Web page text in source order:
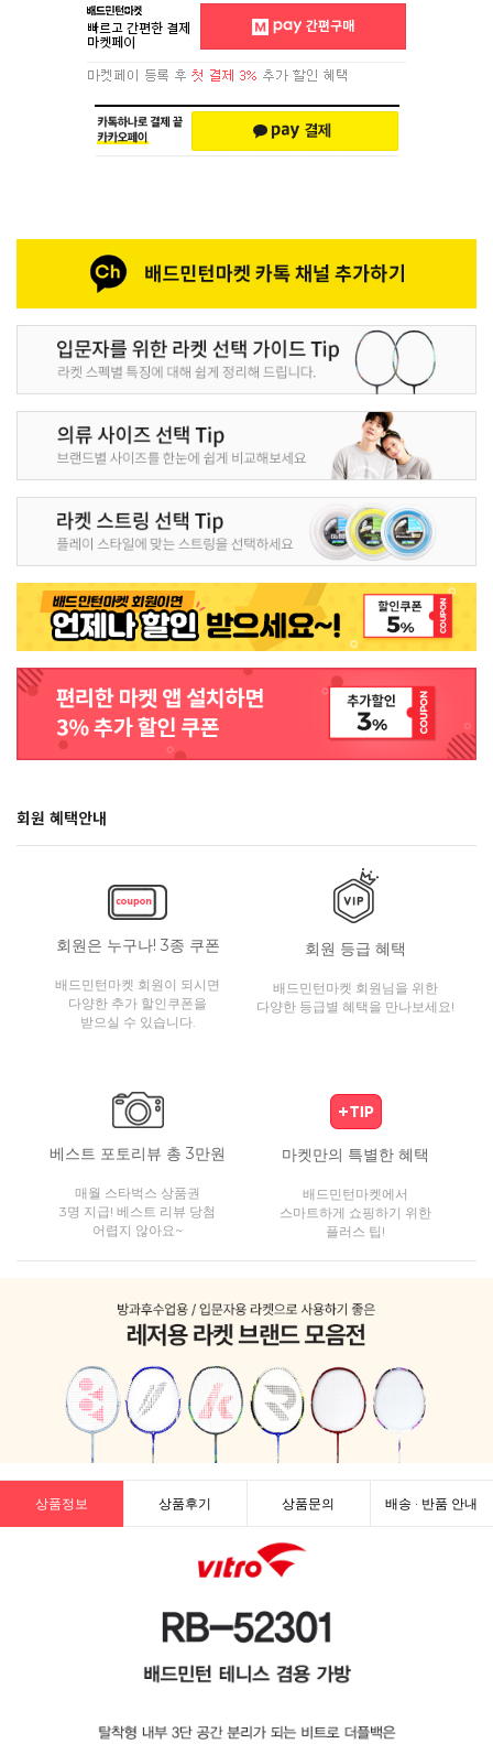
회원 혜택안내
회원은 누구나! 3종 쿠폰
배드민턴마켓 회원이 되시면
다양한 추가 할인쿠폰을
받으실 수 있습니다.
회원 등급 혜택
배드민턴마켓 회원님을 위한
다양한 등급별 혜택을 만나보세요!
베스트 포토리뷰 총 3만원
매월 스타벅스 상품권
3명 지급! 베스트 리뷰 당첨
어렵지 않아요~
마켓만의 특별한 혜택
배드민턴마켓에서
스마트하게 쇼핑하기 위한
플러스 팁!
상품정보 상품후기 상품문의 배송 · 반품 안내